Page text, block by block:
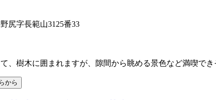
尻字長範山3125番33
、樹木に囲まれますが、隙間から眺める景色など満喫でき